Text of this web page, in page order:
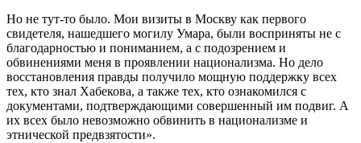
Но не тут-то было. Мои визиты в Москву как первого
свидетеля, нашедшего могилу Умара, были восприняты не с
благодарностью и пониманием, а с подозрением и
обвинениями меня в проявлении национализма. Но дело
восстановления правды получило мощную поддержку всех
тех, кто знал Хабекова, а также тех, кто ознакомился с
документами, подтверждающими совершенный им подвиг. А
их всех было невозможно обвинить в национализме и
этнической предвзятости».